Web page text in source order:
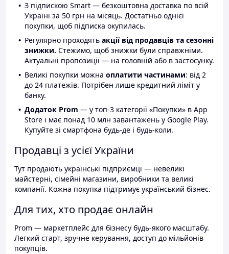
З підпискою Smart — безкоштовна доставка по всій
Україні за 50 грн на місяць. Достатньо однієї
покупки, щоб підписка окупилась.
Регулярно проходять акції від продавців та сезонні
знижки. Стежимо, щоб знижки були справжніми.
Актуальні пропозиції — на головній або в застосунку.
Великі покупки можна оплатити частинами: від 2
до 24 платежів. Потрібен лише кредитний ліміт у
банку.
Додаток Prom — у топ-3 категорії «Покупки» в App
Store і має понад 10 млн завантажень у Google Play.
Купуйте зі смартфона будь-де і будь-коли.
Продавці з усієї України
Тут продають українські підприємці — невеликі
майстерні, сімейні магазини, виробники та великі
компанії. Кожна покупка підтримує український бізнес.
Для тих, хто продає онлайн
Prom — маркетплейс для бізнесу будь-якого масштабу.
Легкий старт, зручне керування, доступ до мільйонів
покупців.